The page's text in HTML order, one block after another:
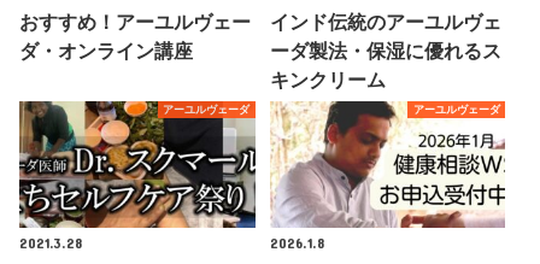
おすすめ！アーユルヴェー
ダ・オンライン講座
インド伝統のアーユルヴェ
ーダ製法・保湿に優れるス
キンクリーム
アーユルヴェーダ
2021.3.28
アーユルヴェーダ
2026.1.8